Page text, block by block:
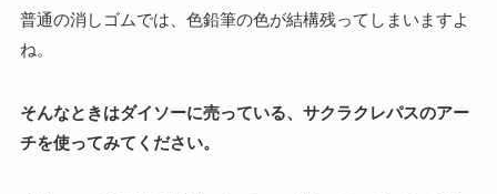
普通の消しゴムでは、色鉛筆の色が結構残ってしまいますよ
ね。
そんなときはダイソーに売っている、サクラクレパスのアー
チを使ってみてください。